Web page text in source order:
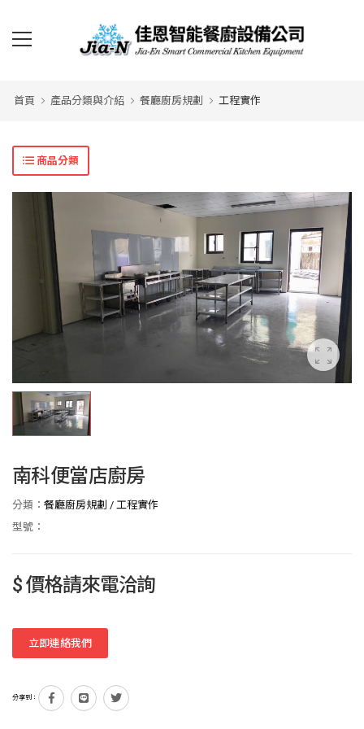
首頁 產品分類與介紹 餐廳廚房規劃 工程實作
商品分類
南科便當店廚房
分類： 餐廳廚房規劃 / 工程實作
型號：
$ 價格請來電洽詢
立即連絡我們
分享到：